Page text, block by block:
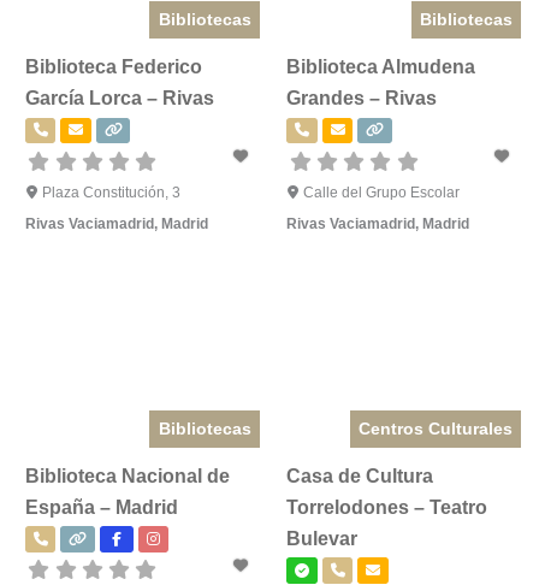
Bibliotecas
Biblioteca Federico
García Lorca – Rivas
Plaza Constitución, 3
Rivas Vaciamadrid , Madrid
Bibliotecas
Biblioteca Almudena
Grandes – Rivas
Calle del Grupo Escolar
Rivas Vaciamadrid , Madrid
Bibliotecas
Biblioteca Nacional de
España – Madrid
Centros Culturales
Casa de Cultura
Torrelodones – Teatro
Bulevar